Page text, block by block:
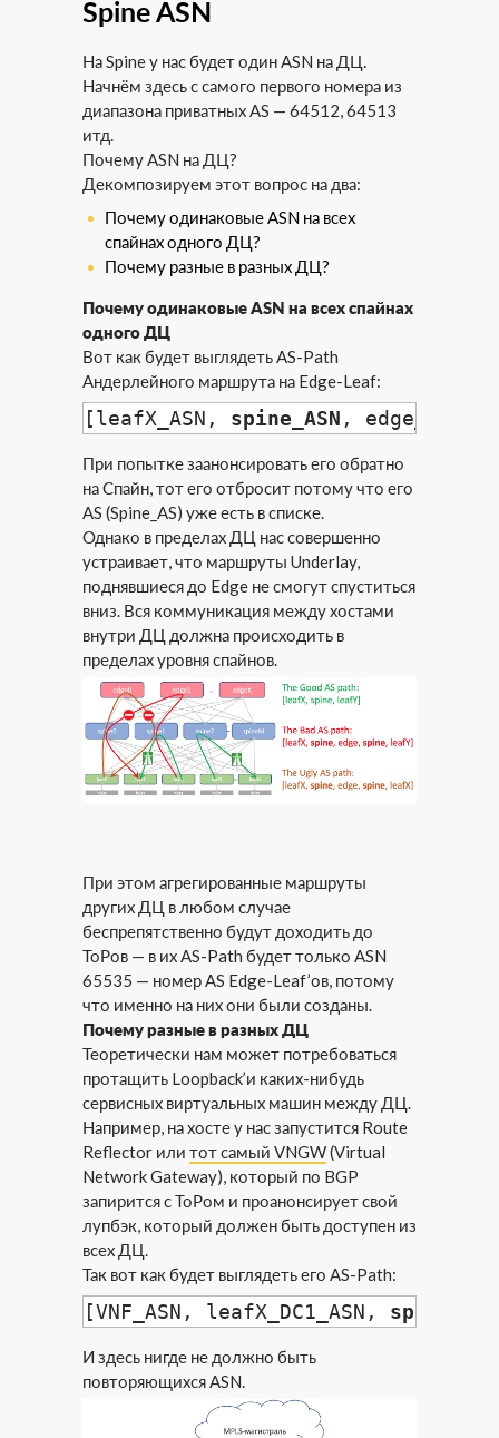
Spine ASN
На Spine у нас будет один ASN на ДЦ.
Начнём здесь с самого первого номера из
диапазона приватных AS — 64512, 64513
итд.
Почему ASN на ДЦ?
Декомпозируем этот вопрос на два:
Почему одинаковые ASN на всех
спайнах одного ДЦ?
Почему разные в разных ДЦ?
Почему одинаковые ASN на всех спайнах
одного ДЦ
Вот как будет выглядеть AS-Path
Андерлейного маршрута на Edge-Leaf:
[leafX_ASN, spine_ASN , edge_ASN]
При попытке заанонсировать его обратно
на Спайн, тот его отбросит потому что его
AS (Spine_AS) уже есть в списке.
Однако в пределах ДЦ нас совершенно
устраивает, что маршруты Underlay,
поднявшиеся до Edge не смогут спуститься
вниз. Вся коммуникация между хостами
внутри ДЦ должна происходить в
пределах уровня спайнов.
При этом агрегированные маршруты
других ДЦ в любом случае
беспрепятственно будут доходить до
ТоРов — в их AS-Path будет только ASN
65535 — номер AS Edge-Leaf’ов, потому
что именно на них они были созданы.
Почему разные в разных ДЦ
Теоретически нам может потребоваться
протащить Loopback’и каких-нибудь
сервисных виртуальных машин между ДЦ.
Например, на хосте у нас запустится Route
Reflector или тот самый VNGW(Virtual
Network Gateway), который по BGP
запирится с ТоРом и проанонсирует свой
лупбэк, который должен быть доступен из
всех ДЦ.
Так вот как будет выглядеть его AS-Path:
[VNF_ASN, leafX_DC1_ASN,
И здесь нигде не должно быть
повторяющихся ASN.